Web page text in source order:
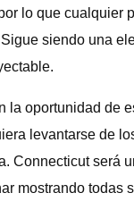
lo que cualquier
siendo una
oportunidad de
levantarse de
será
mostrando